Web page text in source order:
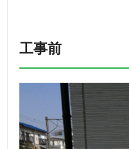
工事前